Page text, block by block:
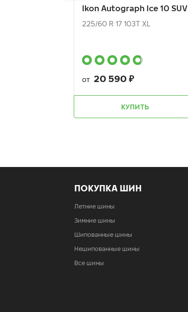
Ikon Autograph Ice 10 SUV
225/60 R 17 103T XL
от 20 590 ₽
КУПИТЬ
КУПИТЬ
ПОКУПКА ШИН
Летние шины
Зимние шины
Шипованные шины
Нешипованные шины
Все шины